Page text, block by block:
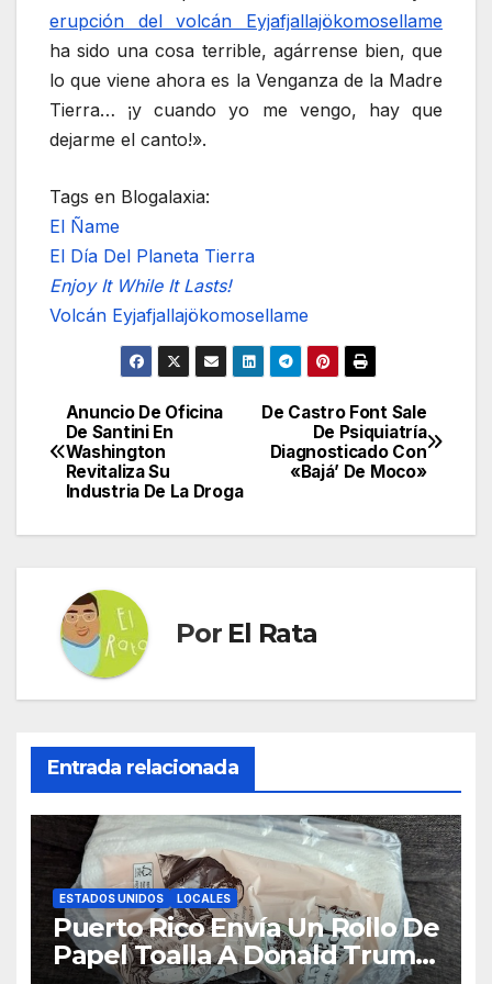
erupción del volcán Eyjafjallajökomosellame
ha sido una cosa terrible, agárrense bien, que
lo que viene ahora es la Venganza de la Madre
Tierra… ¡y cuando yo me vengo, hay que
dejarme el canto!».
Tags en Blogalaxia:
El Ñame
El Día Del Planeta Tierra
Enjoy It While It Lasts!
Volcán Eyjafjallajökomosellame
Navegación
de
De Castro Font Sale
De Psiquiatría
Diagnosticado Con
«Bajá’ De Moco»
Anuncio De Oficina
De Santini En
Washington
Revitaliza Su
Industria De La Droga
Por El Rata
Entrada relacionada
ESTADOS UNIDOS LOCALES
Puerto Rico Envía Un Rollo De
Papel Toalla A Donald Trump